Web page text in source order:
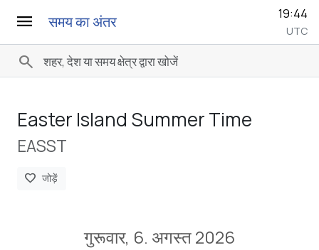
menu समय का अंतर 19:44
UTC
search
Easter Island Summer Time
EASST
favorite जोड़ें
गुरूवार, 6. अगस्त 2026